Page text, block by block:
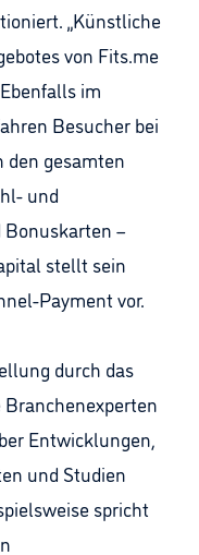
„Künstliche
von Fits.me
im
Besucher bei
den gesamten
und
–
stellt sein
Payment vor.
durch das
Entwicklungen,
und Studien
spricht